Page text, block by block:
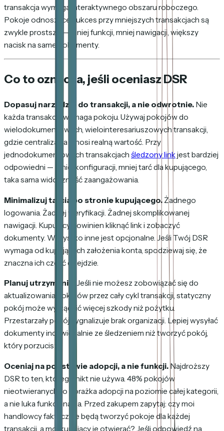
transakcja wymaga interaktywnego obszaru roboczego.
Pokoje odnoszące sukces przy mniejszych transakcjach są
zwykle prostsze — mniej funkcji, mniej nawigacji, większy
nacisk na same dokumenty.
Co to oznacza, jeśli oceniasz DSR
Dopasuj narzędzie do transakcji, a nie odwrotnie. Nie
każda transakcja wymaga pokoju. Używaj pokojów do
wielodokumentowych, wielointeresariuszowych transakcji,
gdzie centralizacja wnosi realną wartość. Przy
jednodokumentowych transakcjach śledzony linkjest bardziej
odpowiedni — mniej konfiguracji, mniej tarć dla kupującego,
taka sama widoczność zaangażowania.
Minimalizuj tarcia po stronie kupującego. Żadnego
logowania. Żadnej weryfikacji. Żadnej skomplikowanej
nawigacji. Kupujący powinien kliknąć link i zobaczyć
dokumenty. Wszystko inne jest opcjonalne. Jeśli Twój DSR
wymaga od kupujących założenia konta, spodziewaj się, że
znaczna ich część odejdzie.
Planuj utrzymanie.
Jeśli nie możesz zobowiązać się do
aktualizowania pokojów przez cały cykl transakcji, statyczny
pokój może wyrządzić więcej szkody niż pożytku.
Przestarzały pokój sygnalizuje brak organizacji. Lepiej wysyłać
dokumenty indywidualnie ze śledzeniem niż tworzyć pokój,
który porzucisz.
Oceniaj na podstawie adopcji, a nie funkcji. Najdroższy
DSR to ten, którego nikt nie używa. 48% pokojów
nieotwieranych to porażka adopcji na poziomie całej kategorii,
a nie luka funkcjonalna. Przed zakupem zapytaj: czy moi
handlowcy faktycznie będą tworzyć pokoje dla każdej
transakcji, a moi kupujący je otwierać? Jeśli odpowiedź na